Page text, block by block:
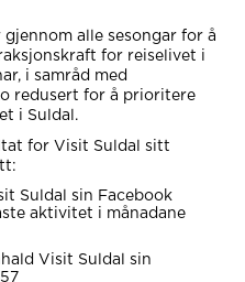
alle sesongar for å
for reiselivet i
i samråd med
redusert for å prioritere
i Suldal.
for Visit Suldal sitt
Suldal sin Facebook
aktivitet i månadane
Visit Suldal sin